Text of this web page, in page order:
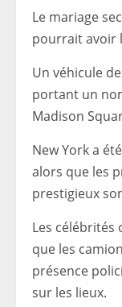
Le mariage
pourrait avoir
Un véhicule
portant un
Madison
New York a
alors que les
prestigieux
Les célébrités
que les
présence
sur les lieux.